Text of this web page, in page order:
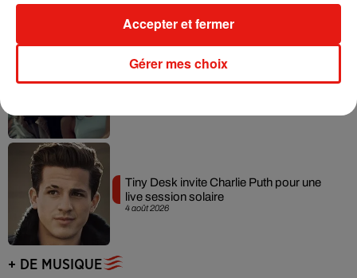
4 août 2026
Tiny Desk invite Charlie Puth pour une
live session solaire
+ DE MUSIQUE
Gérer mes choix
Accepter et fermer